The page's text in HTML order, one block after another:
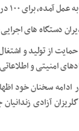
استان طرح کاداستر انجام شد.
دستگاه های
از تولید و
امنیتی و
سخنان خود